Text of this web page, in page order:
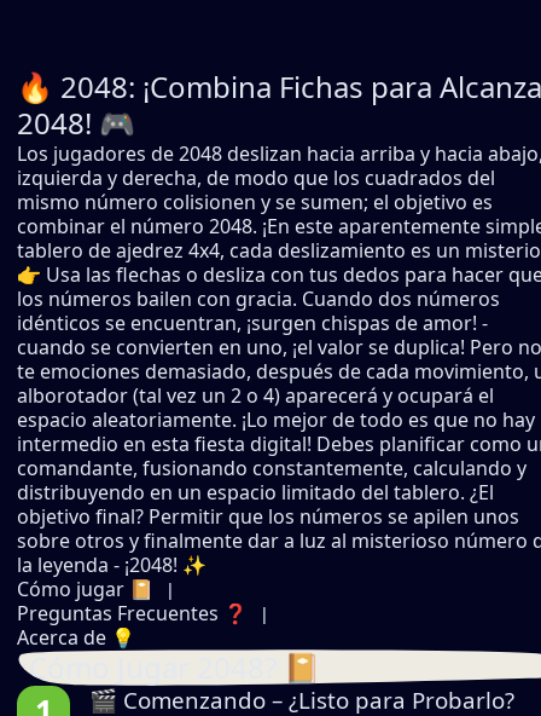
🔥 2048: ¡Combina Fichas para
2048! 🎮
Los jugadores de 2048 deslizan hacia arriba y hacia
izquierda y derecha, de modo que los cuadrados del
mismo número colisionen y se sumen; el objetivo es
combinar el número 2048. ¡En este aparentemente
tablero de ajedrez 4x4, cada deslizamiento es un
👉 Usa las flechas o desliza con tus dedos para hacer
los números bailen con gracia. Cuando dos números
idénticos se encuentran, ¡surgen chispas de amor! -
cuando se convierten en uno, ¡el valor se duplica! Pero no
te emociones demasiado, después de cada movimiento,
alborotador (tal vez un 2 o 4) aparecerá y ocupará el
espacio aleatoriamente. ¡Lo mejor de todo es que no hay
intermedio en esta fiesta digital! Debes planificar como
comandante, fusionando constantemente, calculando y
distribuyendo en un espacio limitado del tablero. ¿El
objetivo final? Permitir que los números se apilen unos
sobre otros y finalmente dar a luz al misterioso número
la leyenda - ¡2048! ✨
Cómo jugar 📔
Preguntas Frecuentes ❓
Acerca de 💡
¿Cómo Jugar 2048? 📔
🎬 Comenzando – ¿Listo para Probarlo?